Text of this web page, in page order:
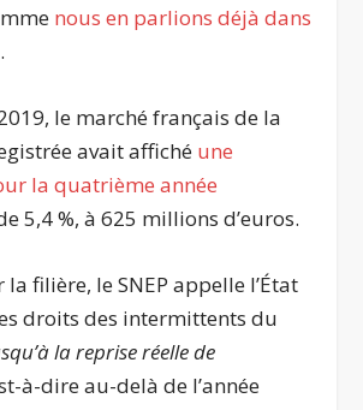
nous en parlions déjà dans
.
le marché français de la
avait affiché une
la quatrième année
5,4 %, à 625 millions d’euros.
filière, le SNEP appelle l’État
droits des intermittents du
la reprise réelle de
à-dire au-delà de l’année